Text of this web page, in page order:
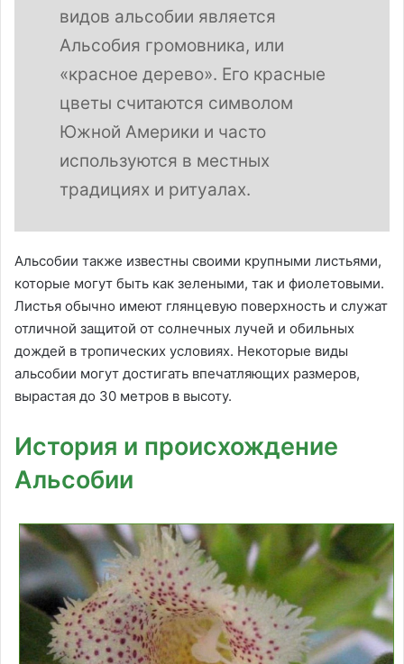
видов альсобии является
Альсобия громовника, или
«красное дерево». Его красные
цветы считаются символом
Южной Америки и часто
используются в местных
традициях и ритуалах.
Альсобии также известны своими крупными листьями,
которые могут быть как зелеными, так и фиолетовыми.
Листья обычно имеют глянцевую поверхность и служат
отличной защитой от солнечных лучей и обильных
дождей в тропических условиях. Некоторые виды
альсобии могут достигать впечатляющих размеров,
вырастая до 30 метров в высоту.
История и происхождение
Альсобии